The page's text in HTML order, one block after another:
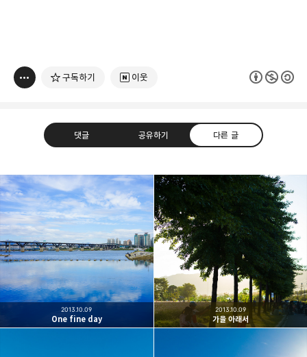
구독하기 이웃
댓글 공유하기 다른 글
빛으로 쓴 편지
취미 분야 크리에이터
여행하고 사진을 찍습니다. 생각을 덧붙입니다.
구독하기
구독하기 카카오톡 라인 트위터
One fine day
2013.10.09
가을 아래서
2013.10.09